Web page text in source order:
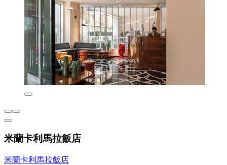
米蘭卡利馬拉飯店
米蘭卡利馬拉飯店